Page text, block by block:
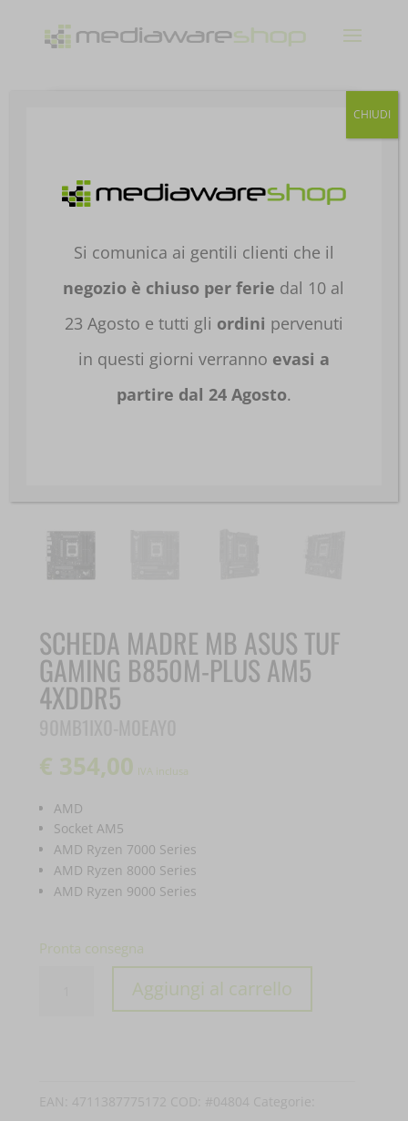
Home/ HARDWARE E
SOFTWARE /COMPONENTI PER PC/SCHEDE
B850M-PLUS AM5 4XDDR5 90MB1IX0-M0EAY0
SCHEDA MADRE MB ASUS TUF
GAMING B850M-PLUS AM5
4XDDR5
€ 354,00 IVA inclusa
AMD
Socket AM5
AMD Ryzen 7000 Series
AMD Ryzen 8000 Series
AMD Ryzen 9000 Series
Pronta consegna
Aggiungi al carrello
Si comunica ai gentili clienti che il
negozio è chiuso per ferie dal 10 al
23 Agosto e tutti gli ordini pervenuti
in questi giorni verranno evasi a
partire dal 24 Agosto.
CHIUDI